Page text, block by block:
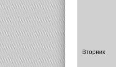
Вторник